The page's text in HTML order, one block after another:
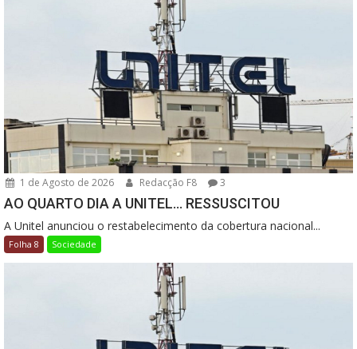
1 de Agosto de 2026 Redacção F8 3
AO QUARTO DIA A UNITEL… RESSUSCITOU
A Unitel anunciou o restabelecimento da cobertura nacional...
Folha 8 Sociedade